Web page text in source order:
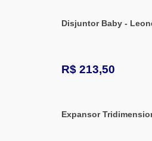
Disjuntor Baby -
R$ 213,50
Expansor